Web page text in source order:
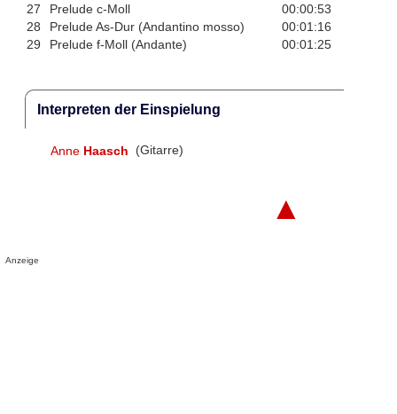
27 Prelude c-Moll
00:00:53
28
Prelude As-Dur (Andantino mosso)
00:01:16
29
Prelude f-Moll (Andante) 00:01:25
Interpreten der Einspielung
Anne Haasch (Gitarre)
▲
Anzeige